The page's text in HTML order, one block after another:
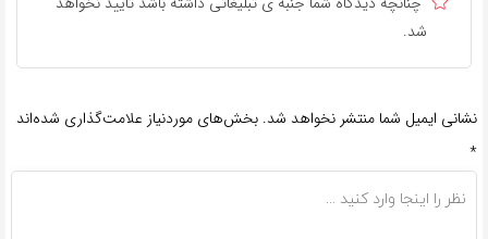
شد.
نشانی ایمیل شما منتشر نخواهد شد. بخش‌های موردنیاز علامت‌گذاری شده‌اند
*